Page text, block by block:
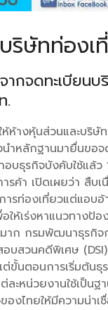
ริษัทท่องเ
กจดทะเบียนบ
.
างหุ้นส่วนและบริษั
หลักฐานมายื่นขอจ
บธุรกิจบังคับใช้แล้ว
า เปิดเผยว่า สืบ
ท่องเที่ยวแต่แอบอ้
ห้เร่งหาแนวทางป้
าก กรมพัฒนาธุรกิจ
บสวนคดีพิเศษ
นตอนการเริ่มต้นธุ
ะหน่วยงานใช้เป็น
ไทยให้มีความน่าเ